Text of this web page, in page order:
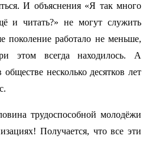
И объяснения «Я так много
и читать?» не могут служить
поколение работало не меньше,
этом всегда находилось. А
несколько десятков лет
трудоспособной молодёжи
Получается, что все эти